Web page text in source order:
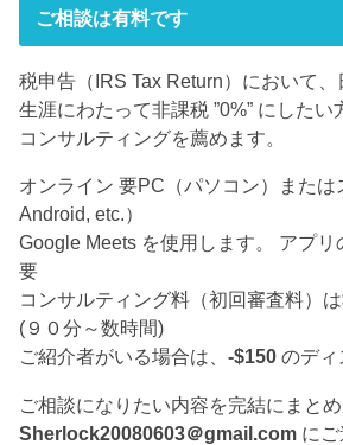
ご相談は有料です
税申告（IRS Tax Return）において
生涯にわたって非課税 ”0%” にしたい
コンサルティングを薦めます。
オンライン 要PC（パソコン）または
Android, etc.）
Google Meets を使用します。 アプ
要
コンサルティング料（初回審査料）は
(９０分～数時間)
ご紹介者がいる場合は、-$150 のディ
ご相談になりたい内容を完結にまとめ
Sherlock20080603＠gmail.com に